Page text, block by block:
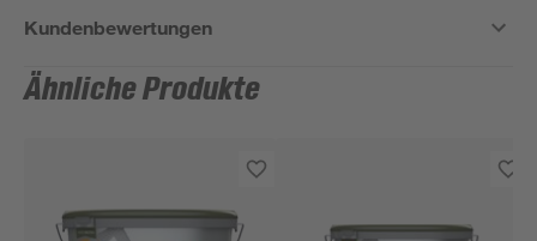
Kundenbewertungen
Ähnliche Produkte